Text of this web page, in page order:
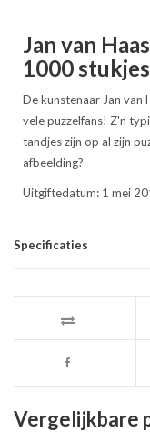
Jan van
1000
De kunstenaar Jan van
vele puzzelfans! Z'n
tandjes zijn op al zijn
afbeelding?
Uitgiftedatum: 1 mei
Specificaties
Vergelijkbare